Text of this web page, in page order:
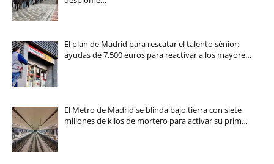
El plan de Madrid para rescatar el talento sénior:
ayudas de 7.500 euros para reactivar a los mayore…
El Metro de Madrid se blinda bajo tierra con siete
millones de kilos de mortero para activar su prim…